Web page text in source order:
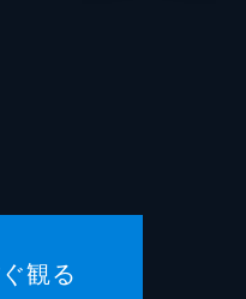
観る